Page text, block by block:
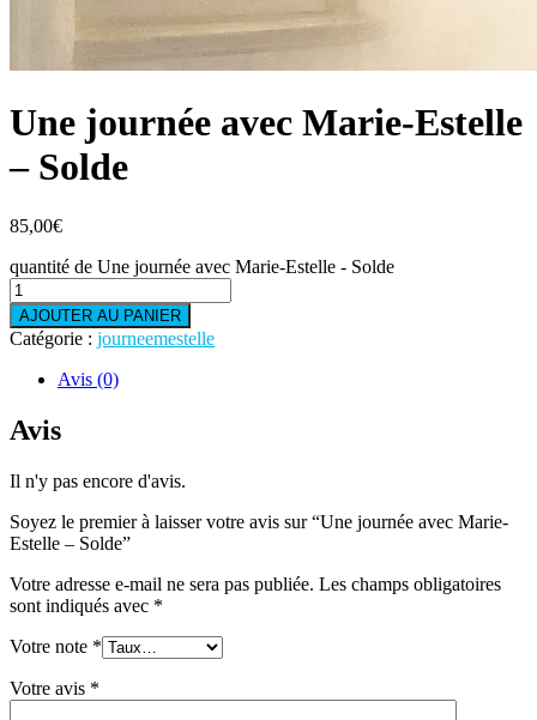
Une journée avec Marie-Estelle
– Solde
85,00€
quantité de Une journée avec Marie-Estelle - Solde
AJOUTER AU PANIER
Catégorie : journeemestelle
Avis (0)
Avis
Il n'y pas encore d'avis.
Soyez le premier à laisser votre avis sur “Une journée avec Marie-
Estelle – Solde”
Votre adresse e-mail ne sera pas publiée. Les champs obligatoires
sont indiqués avec *
Votre note *
Votre avis *